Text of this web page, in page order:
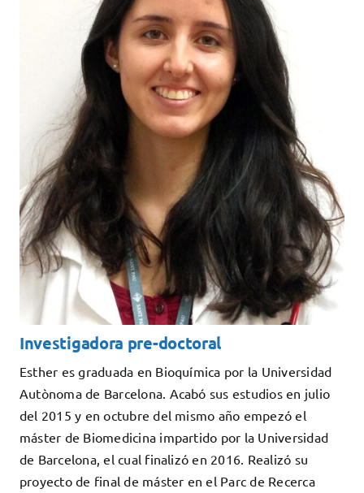
Cómo colaborar
Investigadora pre-doctoral
Esther es graduada en Bioquímica por la Universidad
Autònoma de Barcelona. Acabó sus estudios en julio
del 2015 y en octubre del mismo año empezó el
máster de Biomedicina impartido por la Universidad
de Barcelona, el cual finalizó en 2016. Realizó su
proyecto de final de máster en el Parc de Recerca